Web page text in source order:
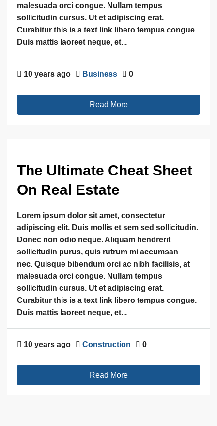
malesuada orci congue. Nullam tempus
sollicitudin cursus. Ut et adipiscing erat.
Curabitur this is a text link libero tempus congue.
Duis mattis laoreet neque, et...
10 years ago Business 0
Read More
The Ultimate Cheat Sheet
On Real Estate
Lorem ipsum dolor sit amet, consectetur
adipiscing elit. Duis mollis et sem sed sollicitudin.
Donec non odio neque. Aliquam hendrerit
sollicitudin purus, quis rutrum mi accumsan
nec. Quisque bibendum orci ac nibh facilisis, at
malesuada orci congue. Nullam tempus
sollicitudin cursus. Ut et adipiscing erat.
Curabitur this is a text link libero tempus congue.
Duis mattis laoreet neque, et...
10 years ago Construction 0
Read More